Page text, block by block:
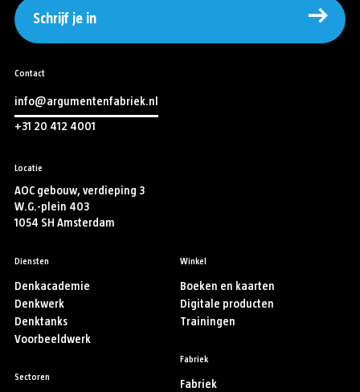
Schrijf je in
Contact
info@argumentenfabriek.nl
+31 20 412 4001
Locatie
AOC gebouw, verdieping 3
W.G.-plein 403
1054 SH Amsterdam
Diensten
Denkacademie
Denkwerk
Denktanks
Voorbeeldwerk
Sectoren
Winkel
Boeken en kaarten
Digitale producten
Trainingen
Fabriek
Fabriek